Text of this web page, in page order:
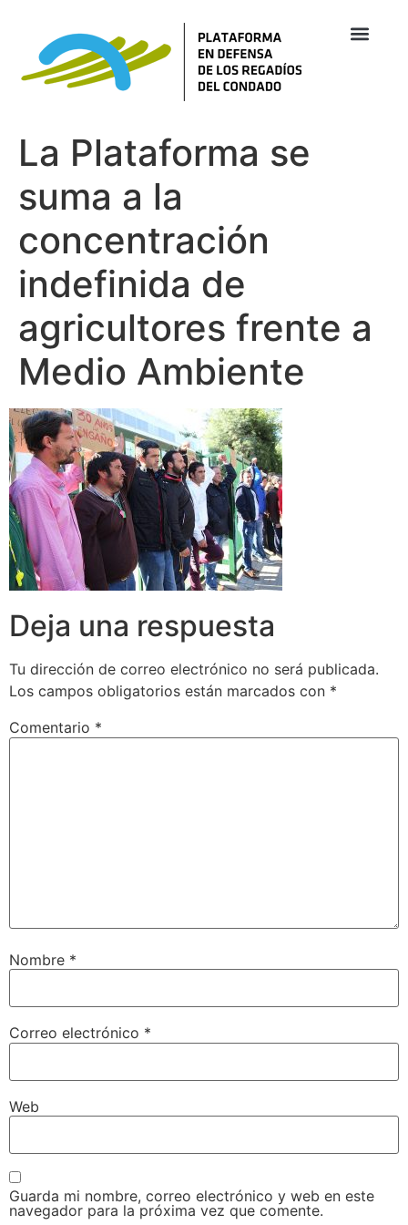
La Plataforma se
suma a la
concentración
indefinida de
agricultores frente a
Medio Ambiente
Deja una respuesta
Tu dirección de correo electrónico no será publicada.
Los campos obligatorios están marcados con *
Comentario *
Nombre *
Correo electrónico *
Web
Guarda mi nombre, correo electrónico y web en este
navegador para la próxima vez que comente.